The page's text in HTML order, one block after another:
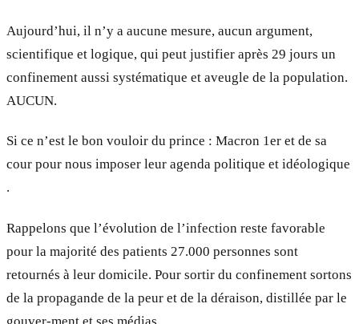
Aujourd’hui, il n’y a aucune mesure, aucun argument,
scientifique et logique, qui peut justifier après 29 jours un
confinement aussi systématique et aveugle de la population.
AUCUN.
Si ce n’est le bon vouloir du prince : Macron 1er et de sa
cour pour nous imposer leur agenda politique et idéologique
.
Rappelons que l’évolution de l’infection reste favorable
pour la majorité des patients 27.000 personnes sont
retournés à leur domicile. Pour sortir du confinement sortons
de la propagande de la peur et de la déraison, distillée par le
gouver-ment et ses médias.